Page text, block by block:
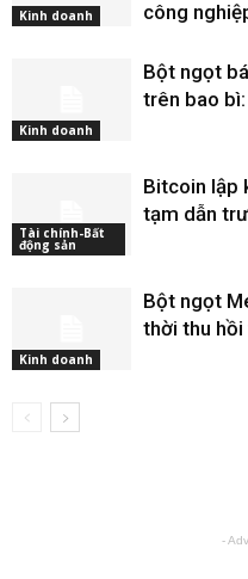
Kinh doanh
công
Kinh doanh
Bột ngọt
trên bao
Tài chính-Bất
động sản
Bitcoin lập
tạm dẫn
Kinh doanh
Bột ngọt
thời thu hồi
-